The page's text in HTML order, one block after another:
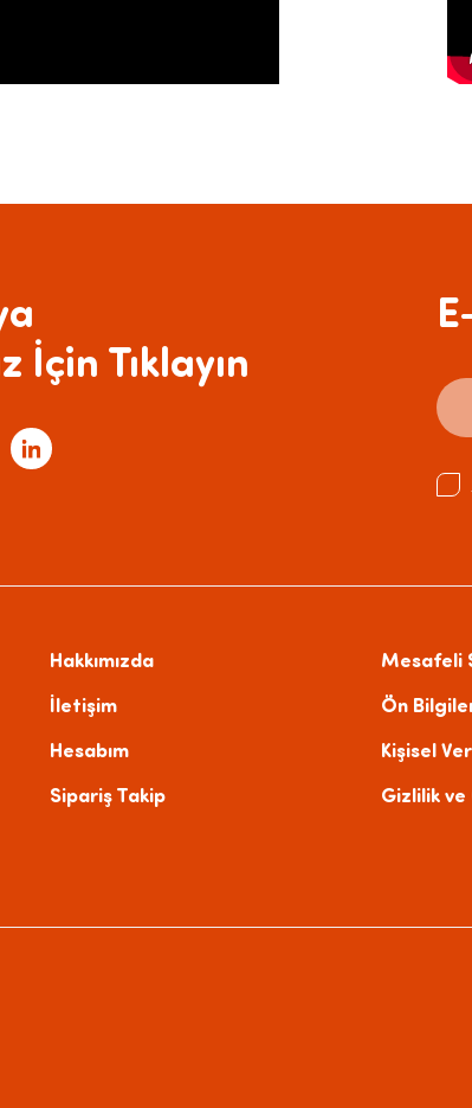
İçin Tıklayın
Hakkımızda
İletişim
Hesabım
Sipariş Takip
Mesafeli
Ön
Kişisel
Gizlilik ve